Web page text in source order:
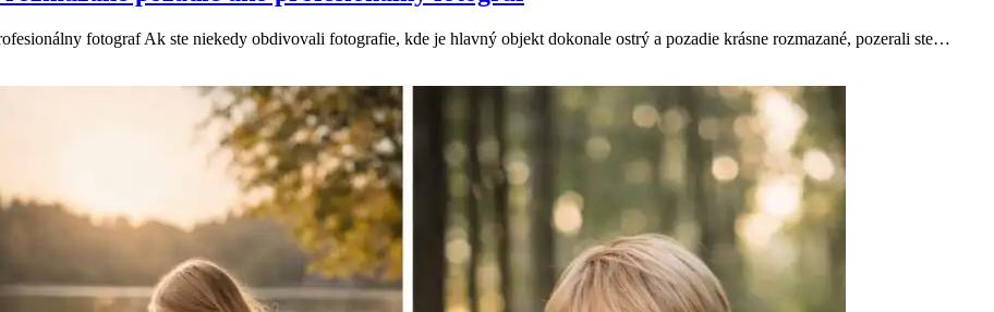
fotograf Ak ste niekedy obdivovali fotografie, kde je hlavný objekt dokonale ostrý a pozadie krásne rozmazané, pozerali ste…